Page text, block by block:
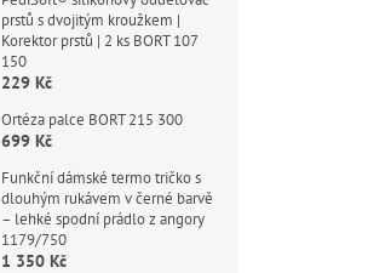
prstů s dvojitým kroužkem |
Korektor prstů | 2 ks BORT 107
150
229 Kč
Ortéza palce BORT 215 300
699 Kč
Funkční dámské termo tričko s
dlouhým rukávem v černé barvě
– lehké spodní prádlo z angory
1179/750
1 350 Kč